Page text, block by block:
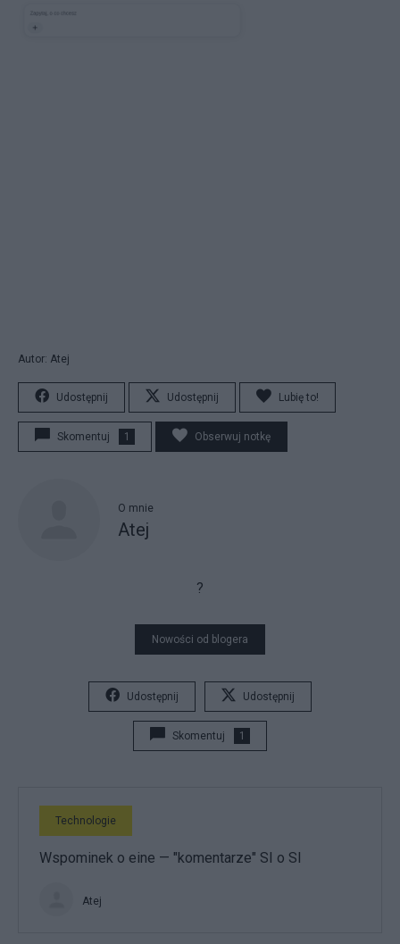
Autor: Atej
Udostępnij Udostępnij Lubię to!
Skomentuj 1 Obserwuj notkę
O mnie
Atej
?
Nowości od blogera
Udostępnij Udostępnij
Skomentuj 1
Technologie
Wspominek o eine — "komentarze" SI o SI
Atej